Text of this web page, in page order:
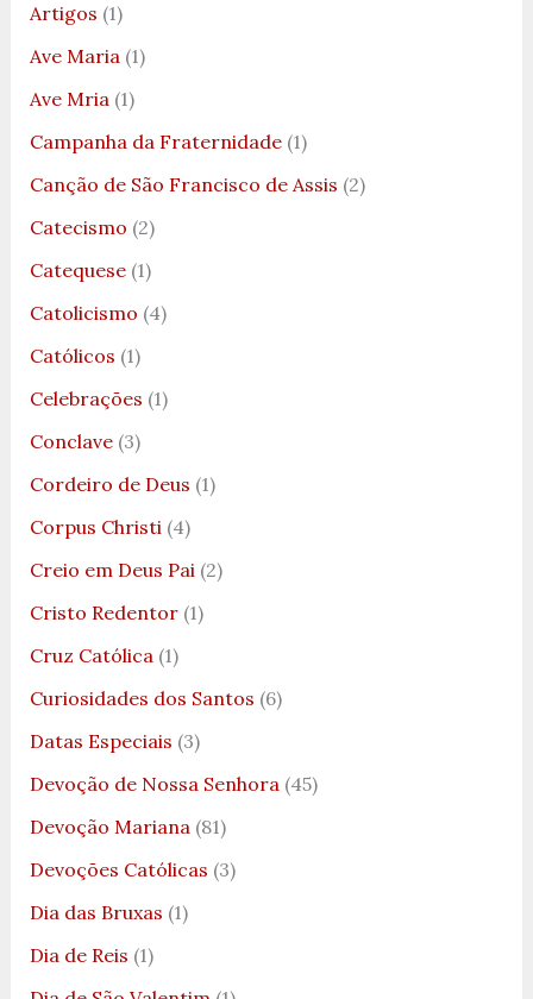
Artigos (1)
Ave Maria(1)
Ave Mria(1)
Campanha da Fraternidade(1)
Canção de São Francisco de Assis (2)
Catecismo (2)
Catequese(1)
Catolicismo (4)
Católicos (1)
Celebrações (1)
Conclave(3)
Cordeiro de Deus (1)
Corpus Christi(4)
Creio em Deus Pai(2)
Cristo Redentor(1)
Cruz Católica(1)
Curiosidades dos Santos (6)
Datas Especiais (3)
Devoção de Nossa Senhora(45)
Devoção Mariana(81)
Devoções Católicas (3)
Dia das Bruxas (1)
Dia de Reis (1)